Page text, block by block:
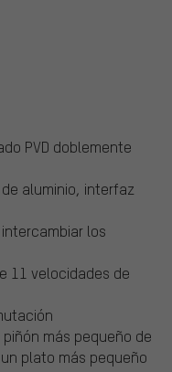
PVD doblemente
aluminio, interfaz
los
11 velocidades de
más pequeño de
plato más pequeño